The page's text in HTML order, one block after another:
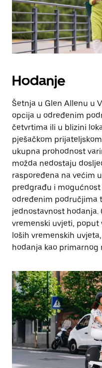
Hodanje
Šetnja u Glen Allenu u
opcija u određenim
četvrtima ili u blizini
pješačkom
ukupna prohodnost
možda nedostaju
raspoređena na većim
predgrađu i
određenim područjima
jednostavnost hodanja.
vremenski uvjeti,
loših vremenskih
hodanja kao primarnog